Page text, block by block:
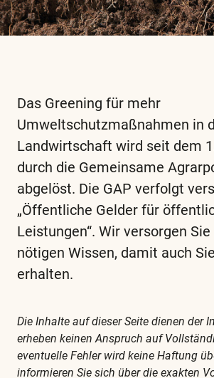
Das Greening für mehr
Umweltschutzmaßnahmen in
Landwirtschaft wird seit dem
durch die Gemeinsame
abgelöst. Die GAP verfolgt
„Öffentliche Gelder für
Leistungen“. Wir versorgen
nötigen Wissen, damit auch
erhalten.
alle
weiteren
wichtigen
Die Inhalte auf dieser Seite dienen der
erheben keinen Anspruch auf
eventuelle Fehler wird keine Haftung
informieren Sie sich über die exakten